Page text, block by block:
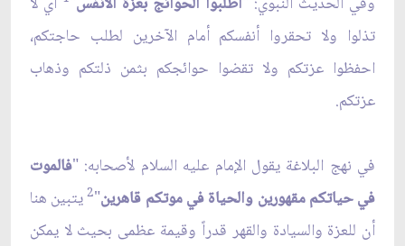
تذلوا ولا تحقروا أنفسكم أمام الآخرين لطلب حاجتكم،
احفظوا عزتكم ولا تقضوا حوائجكم بثمن ذلتكم وذهاب
عزتكم.
في نهج البلاغة يقول الإمام عليه السلام لأصحابه: "فالموت
في حياتكم مقهورين والحياة في موتكم قاهرين"
2يتبين هنا
أن للعزة والسيادة والقهر قدراً وقيمة عظمى بحيث لا يمكن